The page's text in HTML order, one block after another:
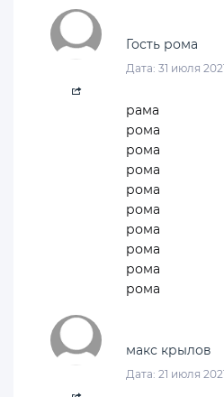
Гость рома
Дата: 31 июля
рама
рома
рома
рома
рома
рома
рома
рома
рома
рома
макс крылов
Дата: 21 июля